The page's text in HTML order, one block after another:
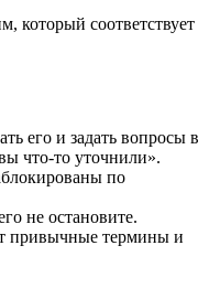
который соответствует
его и задать вопросы в
что-то уточнили».
по
не остановите.
привычные термины и